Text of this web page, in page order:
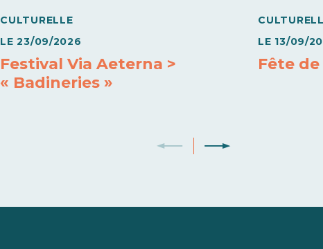
CULTURELLE
LE 23/09/2026
Festival Via Aeterna >
« Badineries »
LE 13/09/
Fête